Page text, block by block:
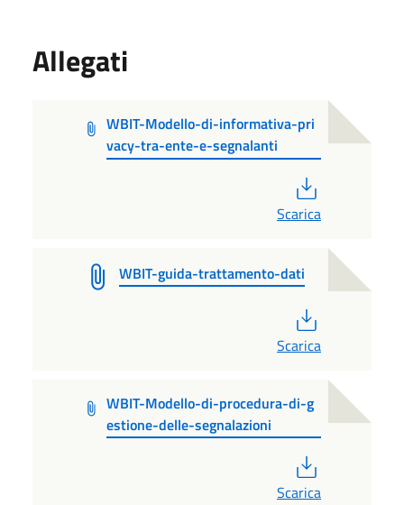
Allegati
WBIT-Modello-di-informativa-pri
vacy-tra-ente-e-segnalanti
Scarica
WBIT-guida-trattamento-dati
Scarica
WBIT-Modello-di-procedura-di-g
estione-delle-segnalazioni
Scarica